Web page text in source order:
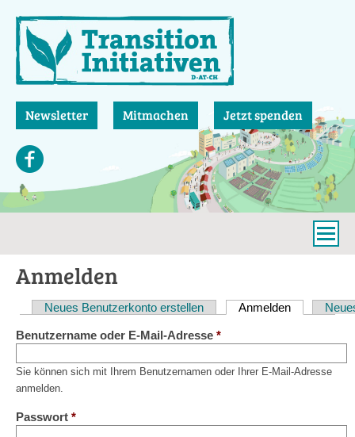
zum
Inhalt
Newsletter Mitmachen Jetzt spenden
Anmelden
Haupt-
Reiter
Neues Benutzerkonto erstellen Anmelden(aktiver
Benutzername oder E-Mail-Adresse *
Sie können sich mit Ihrem Benutzernamen oder Ihrer E-Mail-Adresse
anmelden.
Passwort *